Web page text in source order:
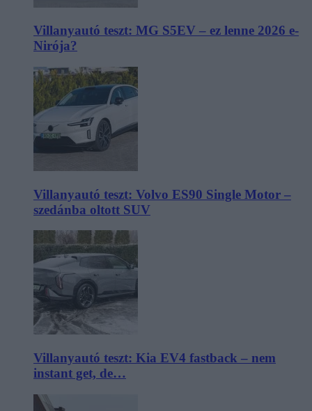
Villanyautó teszt: MG S5EV – ez lenne 2026 e-
Nirója?
Villanyautó teszt: Volvo ES90 Single Motor –
szedánba oltott SUV
Villanyautó teszt: Kia EV4 fastback – nem
instant get, de…